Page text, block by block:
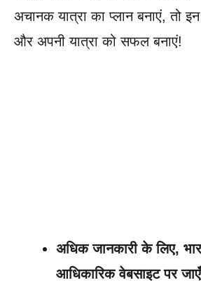
अचानक यात्रा का प्लान बनाएं, तो
और अपनी यात्रा को सफल बनाएं!
अधिक जानकारी के लिए,
आधिकारिक वेबसाइट पर